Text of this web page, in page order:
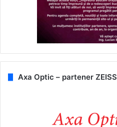
Axa Optic – partener ZEISS